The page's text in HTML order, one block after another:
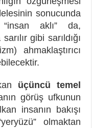
sonucunda
“insan aklı” da,
gibi sarıldığı
ahmaklaştırıcı
üçüncü temel
görüş ufkunun
insanın bakışı
olmaktan